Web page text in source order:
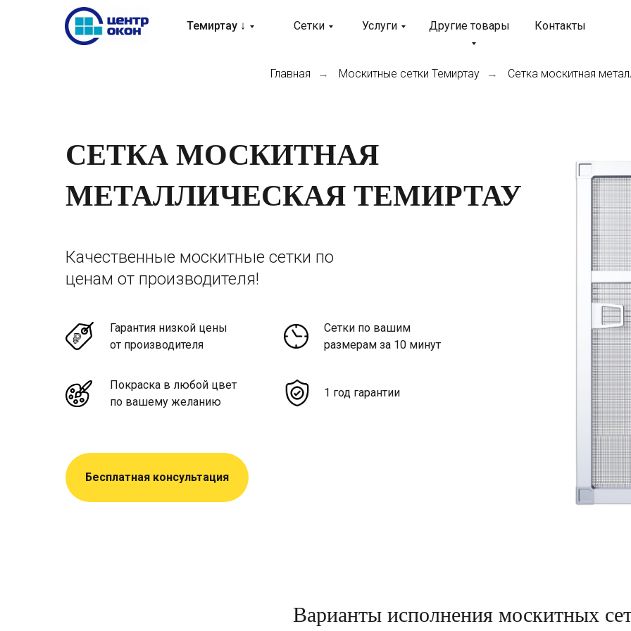
Услуги
Темиртау ↓ Другие товары Контакты
Сетки
Главная → Москитные сетки Темиртау → Сетка москитная
Гарантия низкой цены
от производителя
Сетки по вашим
размерам за 10 минут
Покраска в любой цвет
по вашему желанию
1 год гарантии
Бесплатная консультация
Качественные москитные сетки по
ценам от производителя!
СЕТКА МОСКИТНАЯ
МЕТАЛЛИЧЕСКАЯ ТЕМИРТАУ
Варианты исполнения москитных